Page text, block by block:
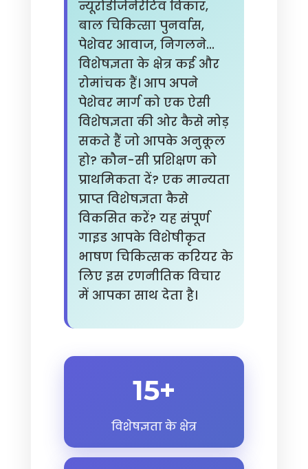
न्यूरोडीजेनेरेटिव विकार,
बाल चिकित्सा पुनर्वास,
पेशेवर आवाज, निगलने...
विशेषज्ञता के क्षेत्र कई और
रोमांचक हैं। आप अपने
पेशेवर मार्ग को एक ऐसी
विशेषज्ञता की ओर कैसे मोड़
सकते हैं जो आपके अनुकूल
हो? कौन-सी प्रशिक्षण को
प्राथमिकता दें? एक मान्यता
प्राप्त विशेषज्ञता कैसे
विकसित करें? यह संपूर्ण
गाइड आपके विशेषीकृत
भाषण चिकित्सक करियर के
लिए इस रणनीतिक विचार
में आपका साथ देता है।
15+
विशेषज्ञता के क्षेत्र